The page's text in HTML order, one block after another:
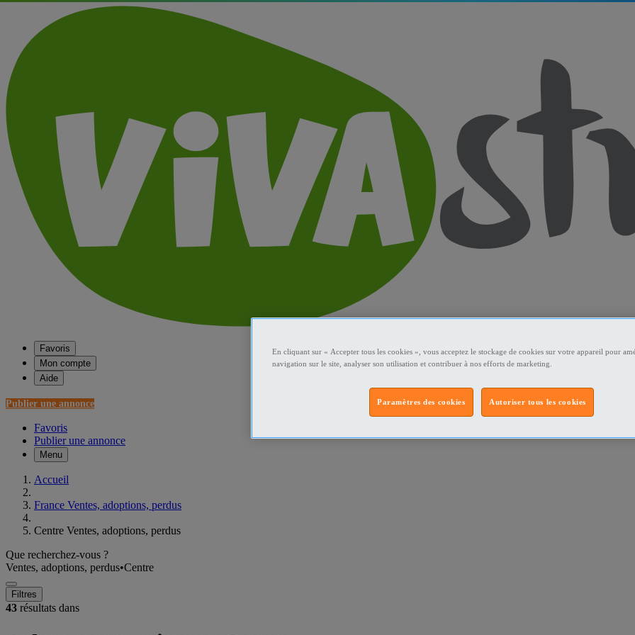
Favoris
Mon compte
Aide
Publier une annonce
Favoris
Publier une annonce
Menu
Accueil
France Ventes, adoptions, perdus
Centre Ventes, adoptions, perdus
Que recherchez-vous ?
Ventes, adoptions, perdus•Centre
Filtres
43 résultats dans
En cliquant sur « Accepter tous les cookies », vous acceptez le stockage de cookies sur votre appareil pour
navigation sur le site, analyser son utilisation et contribuer à nos efforts de marketing.
Autoriser tous les cookies
Paramètres des cookies